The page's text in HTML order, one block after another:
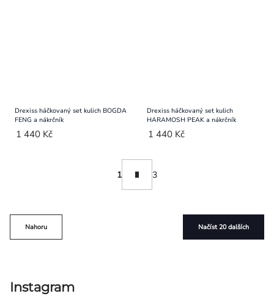
Drexiss háčkovaný set kulich BOGDA
FENG a nákrčník
1 440 Kč
Drexiss háčkovaný set kulich
HARAMOSH PEAK a nákrčník
1 440 Kč
Načíst 20 dalších
1 3
Nahoru
Instagram